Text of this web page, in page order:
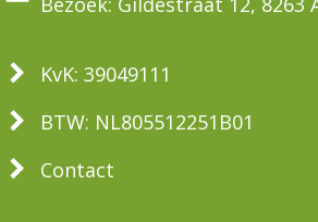
KvK: 39049111
BTW: NL805512251B01
Contact